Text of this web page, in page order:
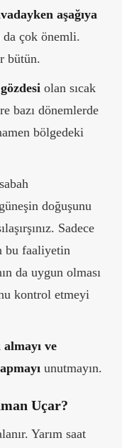
aşağıya
da çok önemli.
bütün.
olan sıcak
bazı dönemlerde
bölgedeki
doğuşunu
Sadece
bu faaliyetin
da uygun olması
kontrol etmeyi
almayı ve
unutmayın.
Uçar?
Yarım saat